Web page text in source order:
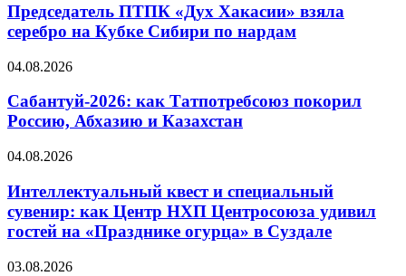
Председатель ПТПК «Дух Хакасии» взяла
серебро на Кубке Сибири по нардам
04.08.2026
Сабантуй-2026: как Татпотребсоюз покорил
Россию, Абхазию и Казахстан
04.08.2026
Интеллектуальный квест и специальный
сувенир: как Центр НХП Центросоюза удивил
гостей на «Празднике огурца» в Суздале
03.08.2026